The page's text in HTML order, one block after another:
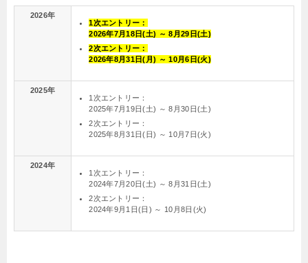
2026年
1次エントリー：
2026年7月18日(土) ～ 8月29日(土)
2次エントリー：
2026年8月31日(月) ～ 10月6日(火)
2025年
1次エントリー：
2025年7月19日(土) ～ 8月30日(土)
2次エントリー：
2025年8月31日(日) ～ 10月7日(火)
2024年
1次エントリー：
2024年7月20日(土) ～ 8月31日(土)
2次エントリー：
2024年9月1日(日) ～ 10月8日(火)